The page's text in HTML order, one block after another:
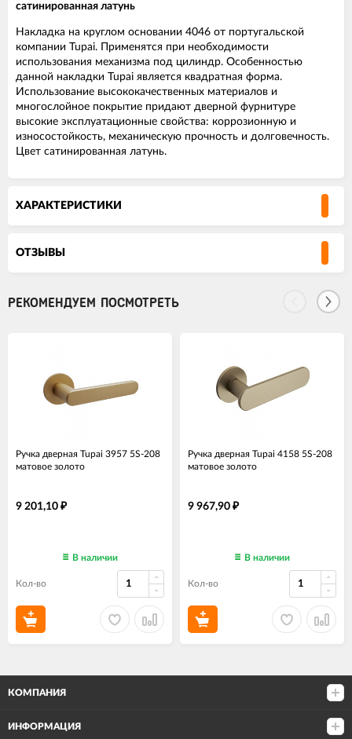
сатинированная латунь
Накладка на круглом основании 4046 от португальской
компании Tupai. Применятся при необходимости
использования механизма под цилиндр. Особенностью
данной накладки Tupai является квадратная форма.
Использование высококачественных материалов и
многослойное покрытие придают дверной фурнитуре
высокие эксплуатационные свойства: коррозионную и
износостойкость, механическую прочность и долговечность.
Цвет сатинированная латунь.
ХАРАКТЕРИСТИКИ
ОТЗЫВЫ
РЕКОМЕНДУЕМ ПОСМОТРЕТЬ
Ручка дверная Tupai 3957 5S-208
матовое золото
9 201,10 ₽
В наличии
Кол-во
Ручка дверная Tupai 4158 5S-208
матовое золото
9 967,90 ₽
В наличии
Кол-во
КОМПАНИЯ
ИНФОРМАЦИЯ